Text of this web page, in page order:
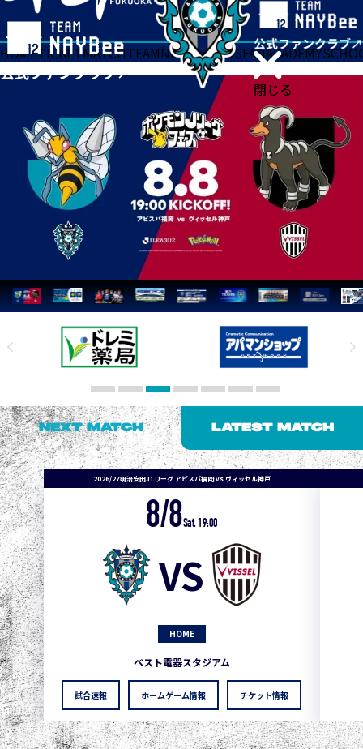
閉じる
HOMETICKETMATCHTEAMNEWSGOODSFANACADEMY
NEXT MATCH LATEST MATCH
2026/27明治安田J1リーグ アビスパ福岡 vs ヴィッセル神戸
8/8Sat. 19:00
VS
HOME
ベスト電器スタジアム
試合速報 ホームゲーム情報 チケット情報